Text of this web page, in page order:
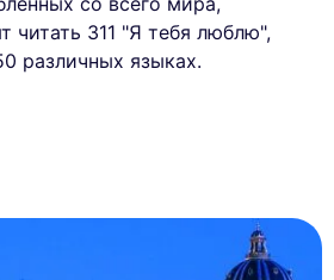
читать 311 "Я тебя люблю",
различных языках.